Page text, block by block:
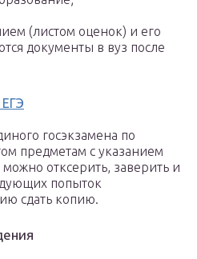
(листом оценок) и его
документы в вуз после
госэкзамена по
предметам с указанием
отксерить, заверить и
попыток
сдать копию.